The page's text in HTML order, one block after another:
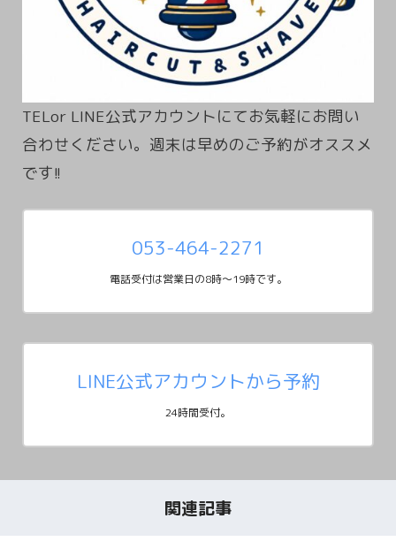
TELor LINE公式アカウントにてお気軽にお問い
合わせください。週末は早めのご予約がオススメ
053-464-2271
電話受付は営業日の8時～19時です。
LINE公式アカウントから予約
24時間受付。
関連記事